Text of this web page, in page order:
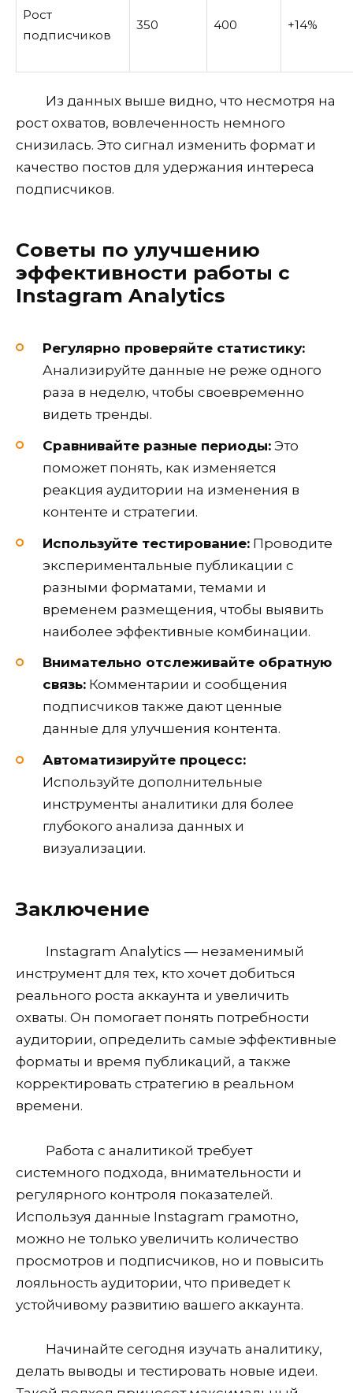
Рост
подписчиков
350 400 +14%
Из данных выше видно, что несмотря на
рост охватов, вовлеченность немного
снизилась. Это сигнал изменить формат и
качество постов для удержания интереса
подписчиков.
Советы по улучшению
эффективности работы с
Instagram Analytics
Регулярно проверяйте статистику:
Анализируйте данные не реже одного
раза в неделю, чтобы своевременно
видеть тренды.
Сравнивайте разные периоды: Это
поможет понять, как изменяется
реакция аудитории на изменения в
контенте и стратегии.
Используйте тестирование: Проводите
экспериментальные публикации с
разными форматами, темами и
временем размещения, чтобы выявить
наиболее эффективные комбинации.
Внимательно отслеживайте обратную
связь: Комментарии и сообщения
подписчиков также дают ценные
данные для улучшения контента.
Автоматизируйте процесс:
Используйте дополнительные
инструменты аналитики для более
глубокого анализа данных и
визуализации.
Заключение
Instagram Analytics — незаменимый
инструмент для тех, кто хочет добиться
реального роста аккаунта и увеличить
охваты. Он помогает понять потребности
аудитории, определить самые эффективные
форматы и время публикаций, а также
корректировать стратегию в реальном
времени.
Работа с аналитикой требует
системного подхода, внимательности и
регулярного контроля показателей.
Используя данные Instagram грамотно,
можно не только увеличить количество
просмотров и подписчиков, но и повысить
лояльность аудитории, что приведет к
устойчивому развитию вашего аккаунта.
Начинайте сегодня изучать аналитику,
делать выводы и тестировать новые идеи.